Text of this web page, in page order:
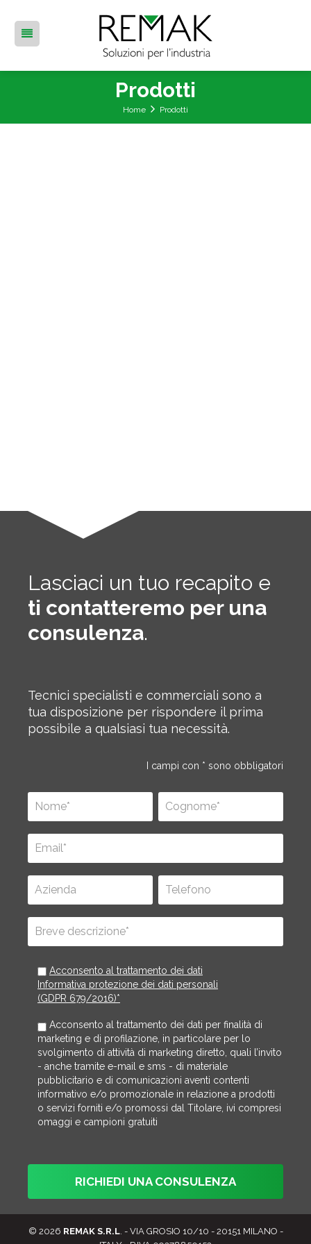
Prodotti
Home Prodotti
Lasciaci un tuo recapito e
ti contatteremo per una
consulenza.
Tecnici specialisti e commerciali sono a
tua disposizione per rispondere il prima
possibile a qualsiasi tua necessità.
I campi con * sono obbligatori
Acconsento al trattamento dei dati
Informativa protezione dei dati personali
(GDPR 679/2016)*
Acconsento al trattamento dei dati per finalità di
marketing e di profilazione, in particolare per lo
svolgimento di attività di marketing diretto, quali l’invito
- anche tramite e-mail e sms - di materiale
pubblicitario e di comunicazioni aventi contenti
informativo e/o promozionale in relazione a prodotti
o servizi forniti e/o promossi dal Titolare, ivi compresi
omaggi e campioni gratuiti
© 2026 REMAK S.R.L. - VIA GROSIO 10/10 - 20151 MILANO -